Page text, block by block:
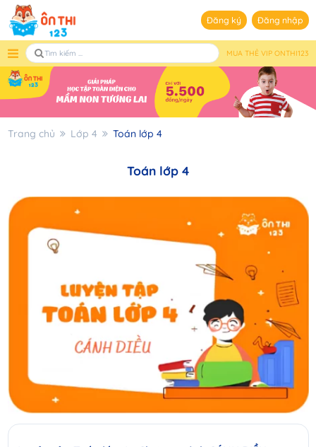
Đăng ký Đăng nhập
MUA THẺ VIP ONTHI123
Trang chủ Lớp 4 Toán lớp 4
Toán lớp 4